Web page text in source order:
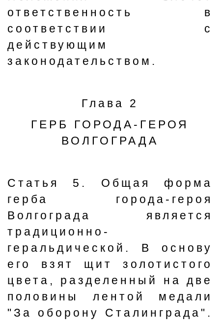
ответственность в
соответствии с
действующим
законодательством.
Глава 2
ГЕРБ ГОРОДА-ГЕРОЯ
ВОЛГОГРАДА
Статья 5. Общая форма
герба города-героя
Волгограда является
традиционно-
геральдической. В основу
его взят щит золотистого
цвета, разделенный на две
половины лентой медали
"За оборону Сталинграда".